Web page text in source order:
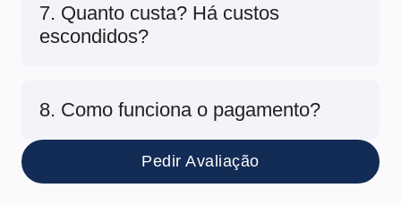
7. Quanto custa? Há custos
escondidos?
8. Como funciona o pagamento?
Pedir Avaliação